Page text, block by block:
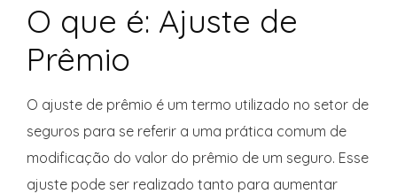
O que é: Ajuste de
Prêmio
O ajuste de prêmio é um termo utilizado no setor de
seguros para se referir a uma prática comum de
modificação do valor do prêmio de um seguro. Esse
ajuste pode ser realizado tanto para aumentar